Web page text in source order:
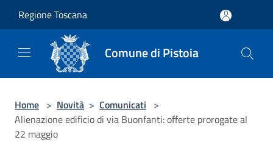
Regione Toscana
Comune di Pistoia
Home > Novità > Comunicati >
Alienazione edificio di via Buonfanti: offerte prorogate al
22 maggio